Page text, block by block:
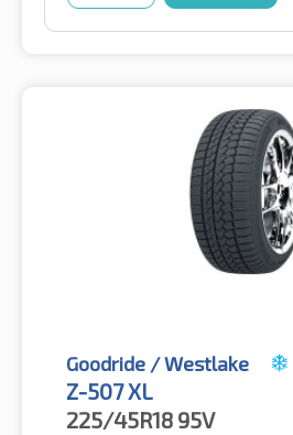
Goodride / Westlake
Z-507 XL
225/45R18 95V